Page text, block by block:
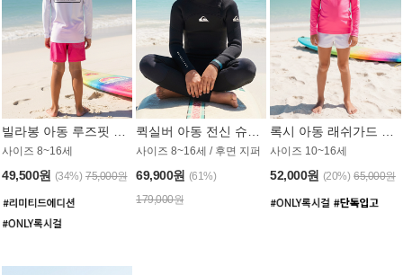
사이즈 8~16세
49,500원 (34%) 75,000원
사이즈 8~16세 / 후면 지퍼
69,900원 (61%)
179,000원
사이즈 10~16세
52,000원 (20%) 65,000원